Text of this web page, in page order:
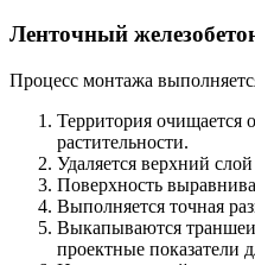
Ленточный
Процесс монтажа
Территория очищается
растительности.
Удаляется верхний
Поверхность
Выполняется точная
Выкапываются
проектные показатели